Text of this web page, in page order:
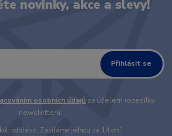
novinky, akce a slevy!
Přihlásit se
osobních údajů za účelem rozesílky
newsletteru.
odhlásit. Zasíláme jednou za 14 dní.